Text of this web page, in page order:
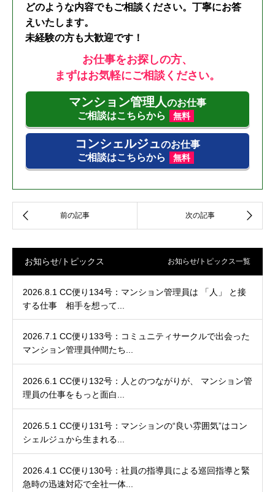
どのような内容でもご相談ください。丁寧にお答
えいたします。
未経験の方も大歓迎です！
お仕事をお探しの方、
まずはお気軽にご相談ください。
マンション管理人のお仕事
ご相談はこちらから
無料
コンシェルジュのお仕事
ご相談はこちらから
無料
お知らせ/トピックス お知らせ/トピックス一覧
2026.8.1 CC便り134号：マンション管理員は 「人」 と接
する仕事 相手を想って...
2026.7.1 CC便り133号：コミュニティサークルで出会った
マンション管理員仲間たち...
2026.6.1 CC便り132号：人とのつながりが、 マンション管
理員の仕事をもっと面白...
2026.5.1 CC便り131号：マンションの“良い雰囲気”はコン
シェルジュから生まれる...
2026.4.1 CC便り130号：社員の指導員による巡回指導と緊
急時の迅速対応で全社一体...